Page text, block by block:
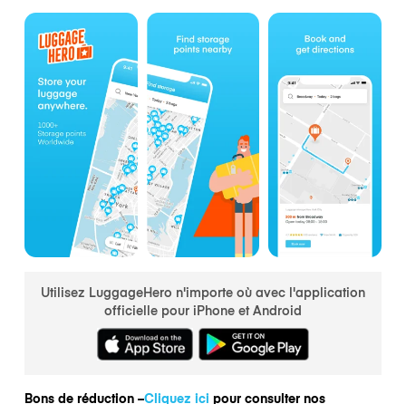
Utilisez LuggageHero n'importe où avec l'application
officielle pour iPhone et Android
Bons de réduction –Cliquez ici pour consulter nos